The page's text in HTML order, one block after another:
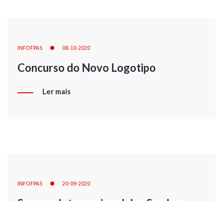
INFOFPAS 08-10-2020
Concurso do Novo Logotipo
Ler mais
INFOFPAS 20-09-2020